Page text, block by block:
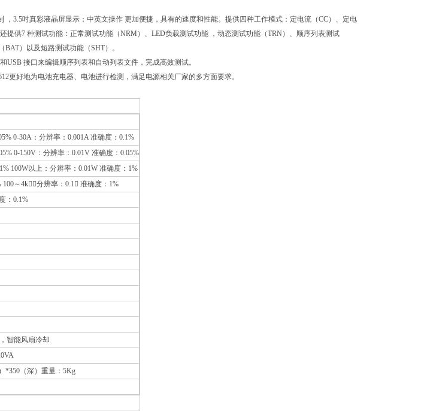
，3.5吋真彩液晶屏显示；中英文操作 更加便捷，具有的速度和性能。提供四种工作模式：定电流（CC）、定电
提供7 种测试功能：正常测试功能（NRM）、LED负载测试功能 ，动态测试功能（TRN）、顺序列表测试
BAT）以及短路测试功能（SHT）。
USB 接口来编辑顺序列表和自动列表文件，完成高效测试。
更好地为电池充电器、电池进行检测，满足电源相关厂家的多方面要求。
0-30A：分辨率：0.001A 准确度：0.1%
0-150V：分辨率：0.01V 准确度：0.05%
100W以上：分辨率：0.01W 准确度：1%
100～4k：分辨率：0.1 准确度：1%
：0.1%
智能风扇冷却
*350（深）重量：5Kg